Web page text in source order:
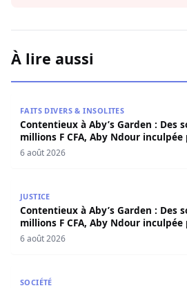
À lire aussi
FAITS DIVERS & INSOLITES
Contentieux à Aby’s Garden : Des
millions F CFA, Aby Ndour
sociaux
6 août 2026
JUSTICE
Contentieux à Aby’s Garden : Des
millions F CFA, Aby Ndour
sociaux
6 août 2026
SOCIÉTÉ